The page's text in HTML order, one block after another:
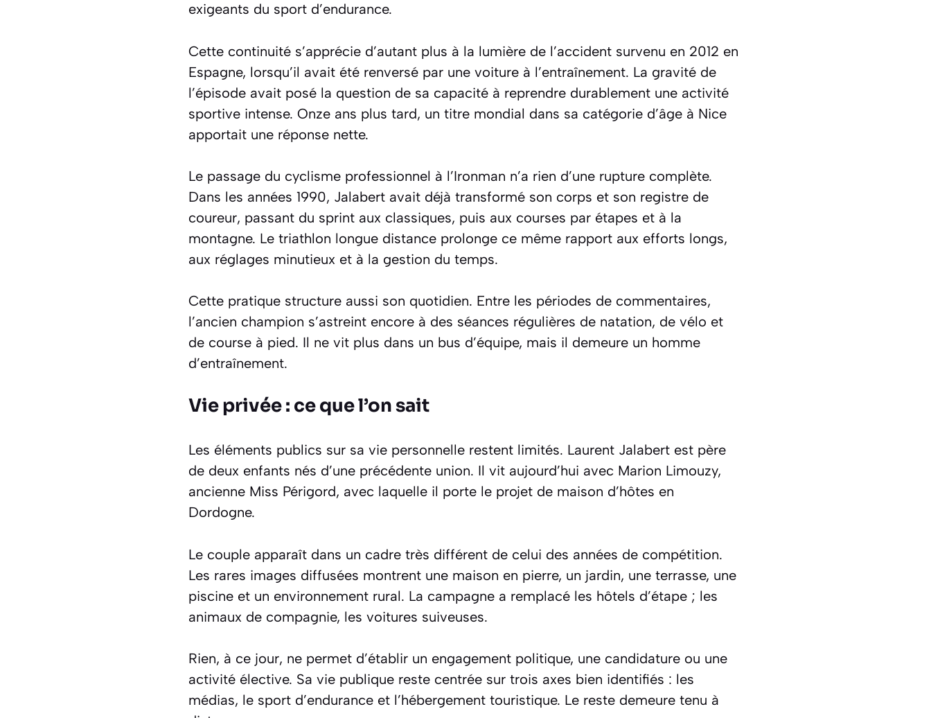
exigeants du sport d’endurance.
Cette continuité s’apprécie d’autant plus à la lumière de l’accident survenu en 2012 en
Espagne, lorsqu’il avait été renversé par une voiture à l’entraînement. La gravité de
l’épisode avait posé la question de sa capacité à reprendre durablement une activité
sportive intense. Onze ans plus tard, un titre mondial dans sa catégorie d’âge à Nice
apportait une réponse nette.
Le passage du cyclisme professionnel à l’Ironman n’a rien d’une rupture complète.
Dans les années 1990, Jalabert avait déjà transformé son corps et son registre de
coureur, passant du sprint aux classiques, puis aux courses par étapes et à la
montagne. Le triathlon longue distance prolonge ce même rapport aux efforts longs,
aux réglages minutieux et à la gestion du temps.
Cette pratique structure aussi son quotidien. Entre les périodes de commentaires,
l’ancien champion s’astreint encore à des séances régulières de natation, de vélo et
de course à pied. Il ne vit plus dans un bus d’équipe, mais il demeure un homme
d’entraînement.
Vie privée : ce que l’on sait
Les éléments publics sur sa vie personnelle restent limités. Laurent Jalabert est père
de deux enfants nés d’une précédente union. Il vit aujourd’hui avec Marion Limouzy,
ancienne Miss Périgord, avec laquelle il porte le projet de maison d’hôtes en
Dordogne.
Le couple apparaît dans un cadre très différent de celui des années de compétition.
Les rares images diffusées montrent une maison en pierre, un jardin, une terrasse, une
piscine et un environnement rural. La campagne a remplacé les hôtels d’étape ; les
animaux de compagnie, les voitures suiveuses.
Rien, à ce jour, ne permet d’établir un engagement politique, une candidature ou une
activité élective. Sa vie publique reste centrée sur trois axes bien identifiés : les
médias, le sport d’endurance et l’hébergement touristique. Le reste demeure tenu à